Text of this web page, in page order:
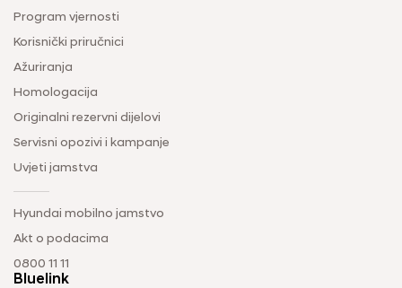
Program vjernosti
Korisnički priručnici
Ažuriranja
Homologacija
Originalni rezervni dijelovi
Servisni opozivi i kampanje
Uvjeti jamstva
Hyundai mobilno jamstvo
Akt o podacima
0800 11 11
Bluelink